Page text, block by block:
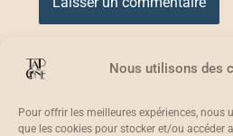
Nous utilisons des
Pour offrir les meilleures expériences, nous
que les cookies pour stocker et/ou accéder